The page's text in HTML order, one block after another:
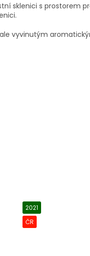
sklenici s prostorem
vyvinutým
2021
ČR